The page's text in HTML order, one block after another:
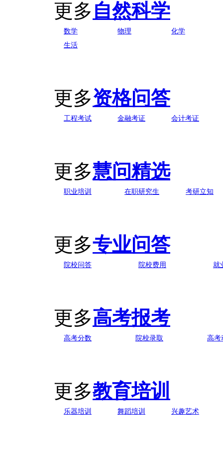
更多 自然科学
数学 物理
化学
生活
更多资格问答
工程考试 金融考证 会计考证
更多慧问精选
职业培训 在职研究生 考研立知
更多专业问答
院校问答 院校费用 就
更多高考报考
高考分数 院校录取 高考
更多教育培训
乐器培训 舞蹈培训 兴趣艺术